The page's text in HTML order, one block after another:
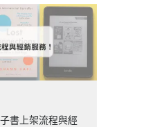
受極端氣候、經
害。
書上架流程與經